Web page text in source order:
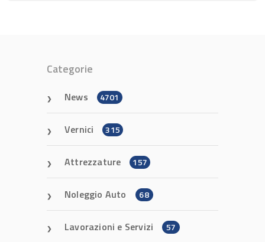
Categorie
News 4701
Vernici 315
Attrezzature 157
Noleggio Auto 68
Lavorazioni e Servizi 57